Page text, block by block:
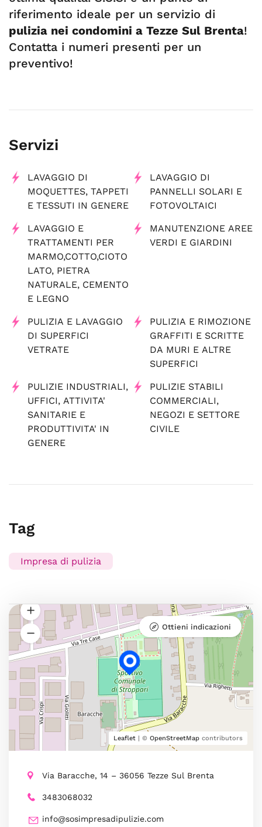
riferimento ideale per un servizio di
pulizia nei condomini a Tezze Sul Brenta!
Contatta i numeri presenti per un
preventivo!
Servizi
LAVAGGIO DI
MOQUETTES, TAPPETI
E TESSUTI IN GENERE
LAVAGGIO DI
PANNELLI SOLARI E
FOTOVOLTAICI
LAVAGGIO E
TRATTAMENTI PER
MARMO,COTTO,CIOTO
LATO, PIETRA
NATURALE, CEMENTO
E LEGNO
MANUTENZIONE AREE
VERDI E GIARDINI
PULIZIA E LAVAGGIO
DI SUPERFICI
VETRATE
PULIZIA E RIMOZIONE
GRAFFITI E SCRITTE
DA MURI E ALTRE
SUPERFICI
PULIZIE INDUSTRIALI,
UFFICI, ATTIVITA'
SANITARIE E
PRODUTTIVITA' IN
GENERE
PULIZIE STABILI
COMMERCIALI,
NEGOZI E SETTORE
CIVILE
Tag
Impresa di pulizia
Leaflet | © OpenStreetMap contributors
Ottieni indicazioni
Via Baracche, 14 – 36056 Tezze Sul Brenta
3483068032
info@sosimpresadipulizie.com